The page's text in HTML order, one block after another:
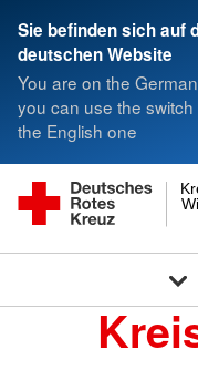
Sie befinden sich auf
deutschen Website
You are on the
you can use the switch
the English one